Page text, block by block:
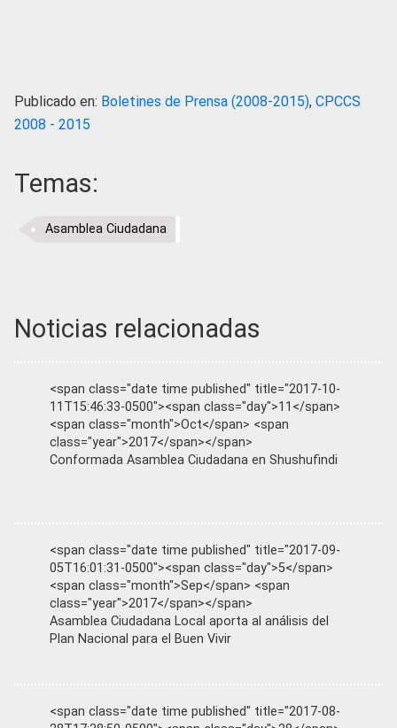
Publicado en: Boletines de Prensa (2008-2015), CPCCS
2008 - 2015
Temas:
Asamblea Ciudadana
Noticias relacionadas
<span class="date time published" title="2017-10-
11T15:46:33-0500"><span class="day">11</span>
<span class="month">Oct</span> <span
class="year">2017</span></span>
Conformada Asamblea Ciudadana en Shushufindi
<span class="date time published" title="2017-09-
05T16:01:31-0500"><span class="day">5</span>
<span class="month">Sep</span> <span
class="year">2017</span></span>
Asamblea Ciudadana Local aporta al análisis del
Plan Nacional para el Buen Vivir
<span class="date time published" title="2017-08-